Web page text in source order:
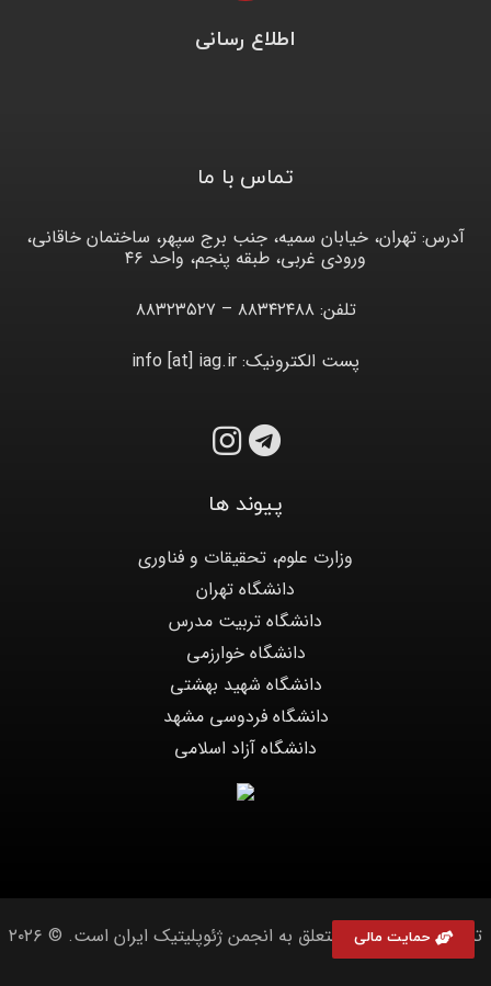
اطلاع رسانی
حمایت مالی
تماس با ما
آدرس: تهران، خیابان سمیه، جنب برج سپهر، ساختمان خاقانی،
ورودی غربی، طبقه پنجم، واحد ۴۶
تلفن: ۸۸۳۴۲۴۸۸ – ۸۸۳۲۳۵۲۷
پست الکترونیک: info [at] iag.ir
پیوند ها
وزارت علوم، تحقیقات و فناوری
دانشگاه تهران
دانشگاه تربیت مدرس
دانشگاه خوارزمی
دانشگاه شهید بهشتی
دانشگاه فردوسی مشهد
دانشگاه آزاد اسلامی
تمامی حقوق سایت متعلق به انجمن ژئوپلیتیک ایران است. © ۲۰۲۶